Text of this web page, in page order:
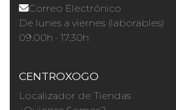
Correo Electrónico
De lunes a viernes (laborables)
09.00h · 17.30h
CENTROXOGO
Localizador de Tiendas